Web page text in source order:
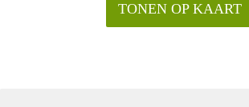
TONEN OP KAART